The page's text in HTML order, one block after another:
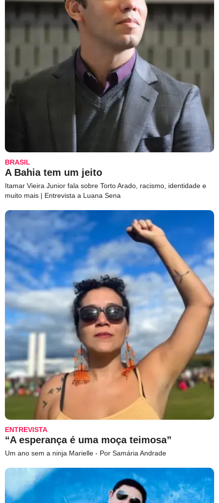
BRASIL
A Bahia tem um jeito
Itamar Vieira Junior fala sobre Torto Arado, racismo, identidade e
muito mais | Entrevista a Luana Sena
ENTREVISTA
“A esperança é uma moça teimosa”
Um ano sem a ninja Marielle - Por Samária Andrade